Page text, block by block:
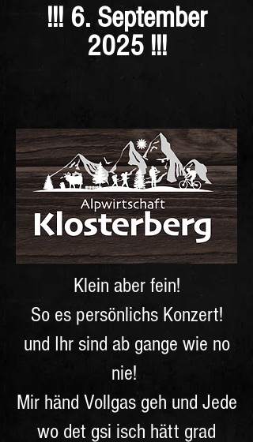
!!! 6. September
2025 !!!
Klein aber fein!
So es persönlichs Konzert!
und Ihr sind ab gange wie no
nie!
Mir händ Vollgas geh und Jede
wo det gsi isch hätt grad